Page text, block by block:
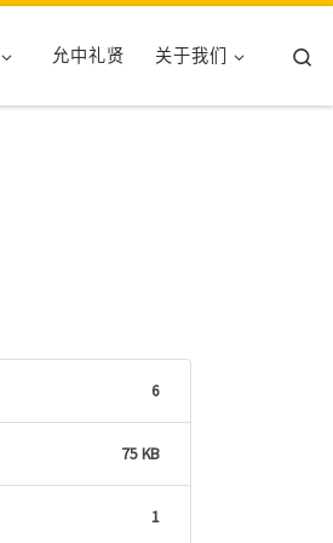
允中礼贤 关于我们
6
75 KB
1